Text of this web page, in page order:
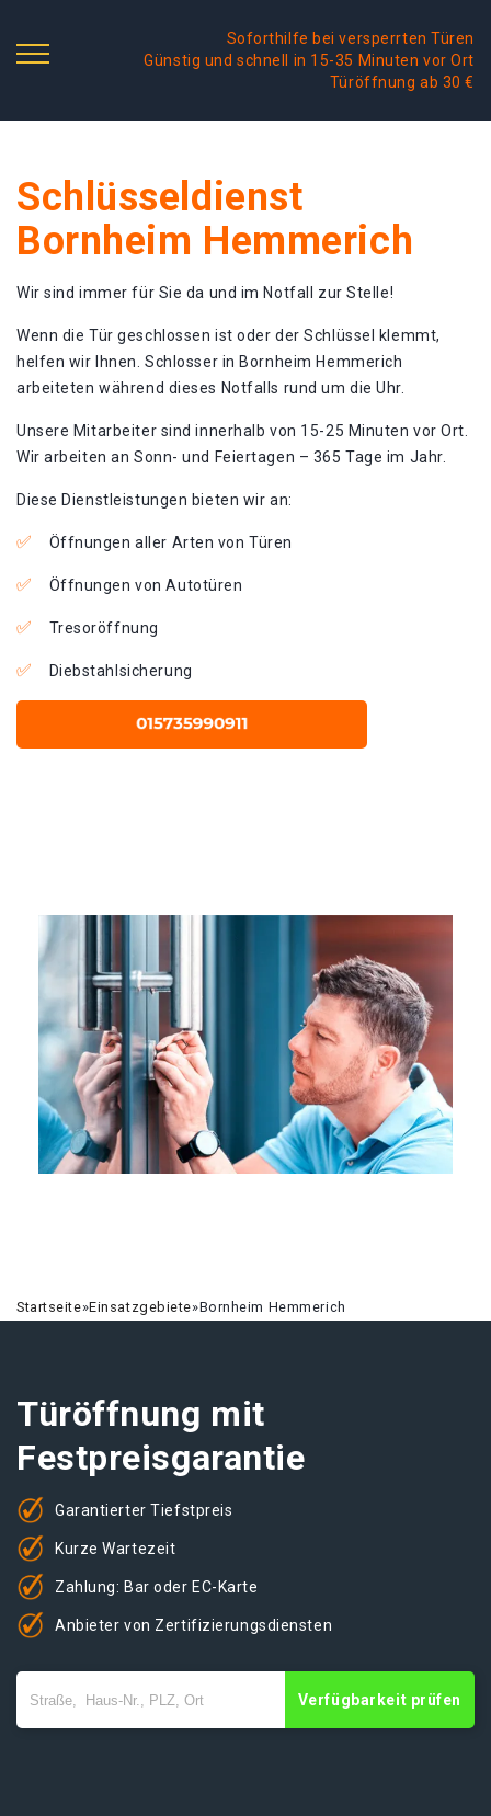
Soforthilfe bei versperrten Türen
Günstig und schnell in 15-35 Minuten vor Ort
Türöffnung ab 30 €
Schlüsseldienst
Bornheim Hemmerich
Wir sind immer für Sie da und im Notfall zur Stelle!
Wenn die Tür geschlossen ist oder der Schlüssel klemmt,
helfen wir Ihnen. Schlosser in Bornheim Hemmerich
arbeiteten während dieses Notfalls rund um die Uhr.
Unsere Mitarbeiter sind innerhalb von 15-25 Minuten vor Ort.
Wir arbeiten an Sonn- und Feiertagen – 365 Tage im Jahr.
Diese Dienstleistungen bieten wir an:
Öffnungen aller Arten von Türen
Öffnungen von Autotüren
Tresoröffnung
Diebstahlsicherung
Startseite»Einsatzgebiete»Bornheim Hemmerich
Türöffnung mit
Festpreisgarantie
Garantierter Tiefstpreis
Kurze Wartezeit
Zahlung: Bar oder EC-Karte
Anbieter von Zertifizierungsdiensten
Verfügbarkeit prüfen